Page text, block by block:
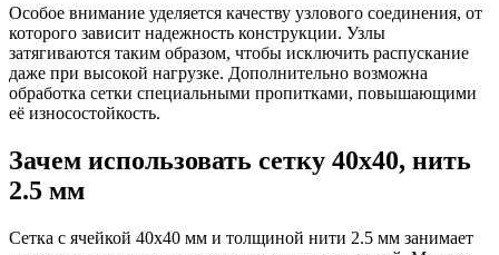
Особое внимание уделяется качеству узлового соединения, от
которого зависит надежность конструкции. Узлы
затягиваются таким образом, чтобы исключить распускание
даже при высокой нагрузке. Дополнительно возможна
обработка сетки специальными пропитками, повышающими
её износостойкость.
Зачем использовать сетку 40х40, нить
2.5 мм
Сетка с ячейкой 40х40 мм и толщиной нити 2.5 мм занимает